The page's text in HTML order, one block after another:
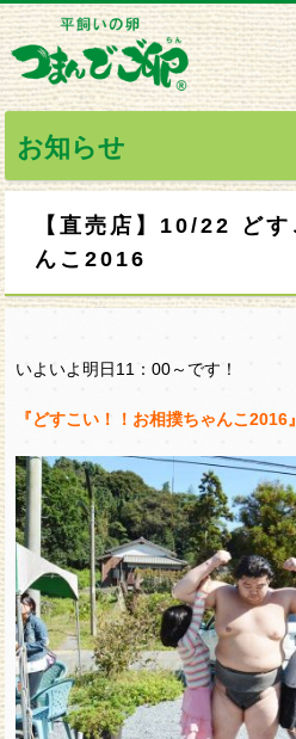
お知らせ
【直売店】10/22 ど
んこ2016
いよいよ明日11：00～です！
『どすこい！！お相撲ちゃんこ2016』